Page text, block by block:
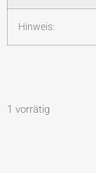
Hinweis:
1 vorrätig